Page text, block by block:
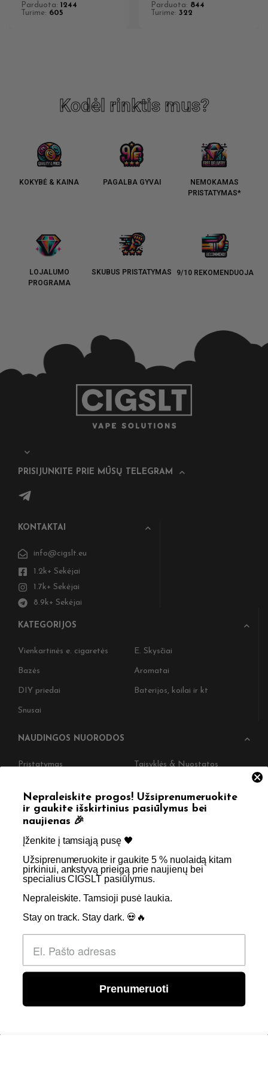
Parduota: 1244
Turime: 605
Parduota: 844
Turime: 322
Kodėl rinktis mus?
KOKYBĖ & KAINA PAGALBA GYVAI
NEMOKAMAS
PRISTATYMAS*
LOJALUMO
PROGRAMA
SKUBUS PRISTATYMAS 9/10 REKOMENDUOJA
PRISIJUNKITE PRIE MŪSŲ TELEGRAM
KONTAKTAI
info@cigslt.eu
1.2k+ Sekėjai
1.7k+ Sekėjai
8.9k+ Sekėjai
KATEGORIJOS
Vienkartinės e. cigaretės E. Skysčiai
Bazės Aromatai
DIY priedai Baterijos, koilai ir kt
Snusai
NAUDINGOS NUORODOS
Pristatymas Taisyklės & Nuostatos
Straipsniai Apie Mus
Kontaktai
SKIRTA TIK SUAUGUSIEMS NIKOTINO VARTOTOJAMS.
NETURĖTUMĖTE NAUDOTI ŠIŲ PRODUKTŲ, JEI NEVARTOJATE
NIKOTINO.
© 2026 Visos teisės saugomos - CigsLT.app
Nepraleiskite progos! Užsiprenumeruokite
ir gaukite išskirtinius pasiūlymus bei
naujienas 🎉
Įženkite į tamsiąją pusę 🖤 ​
Užsiprenumeruokite ir gaukite 5 % nuolaidą kitam
pirkiniui, ankstyvą prieigą prie naujienų bei
specialius CIGSLT pasiūlymus. ​
Nepraleiskite. Tamsioji pusė laukia.
Stay on track. Stay dark. 💀🔥
Prenumeruoti